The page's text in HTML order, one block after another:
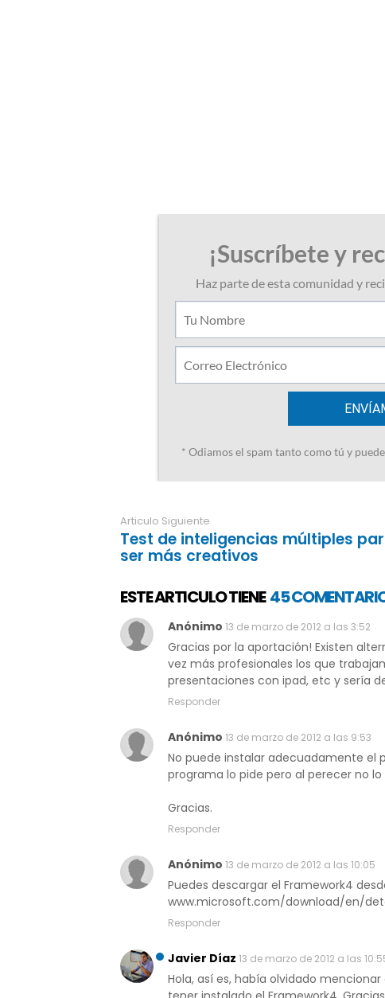
Articulo Siguiente
Test de inteligencias múltiples
ser más creativos
ESTE ARTICULO TIENE 45
Anónimo 13 de marzo de 2012 a las 3:52
Gracias por la aportación! Existen
vez más profesionales los que
presentaciones con ipad, etc y sería
Responder
Anónimo 13 de marzo de 2012 a las 9:53
No puede instalar adecuadamente el
programa lo pide pero al perecer no
Gracias.
Responder
Anónimo 13 de marzo de 2012 a las 10:05
Puedes descargar el Framework4
www.microsoft.com/download/en/
Responder
Javier Díaz 13 de marzo de 2012 a las
Hola, así es, había olvidado